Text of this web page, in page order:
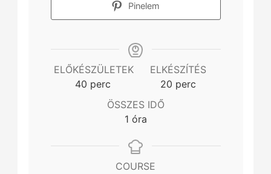
Pinelem
ELŐKÉSZÜLETEK
40 minutes
perc
ELKÉSZÍTÉS
20minutes
perc
ÖSSZES IDŐ
1hour
óra
COURSE